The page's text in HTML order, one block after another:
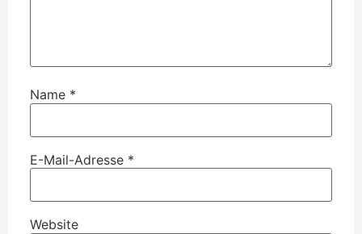
Name *
E-Mail-Adresse *
Website